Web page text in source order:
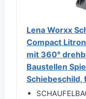
Lena Worxx
Compact
mit 360°
Baustellen
Schiebeschild,